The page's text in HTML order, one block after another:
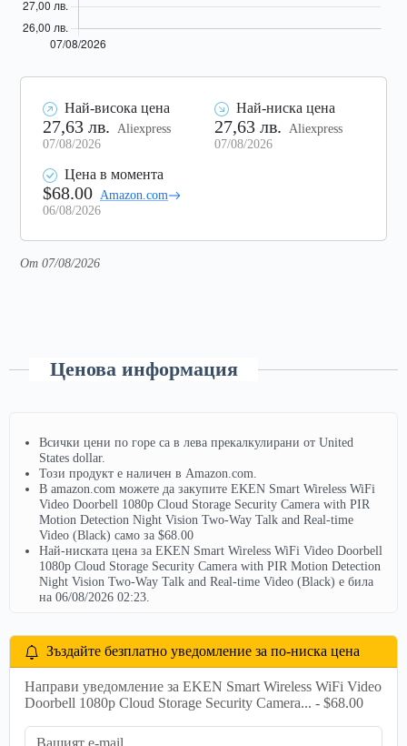
Най-висока цена
27,63 лв.
Aliexpress
07/08/2026
Най-ниска цена
27,63 лв.
Aliexpress
07/08/2026
Цена в момента
$68.00 Amazon.com
06/08/2026
От 07/08/2026
Ценова информация
Всички цени по горе са в лева прекалкулирани от United
States dollar.
Този продукт е наличен в Amazon.com.
В amazon.com можете да закупите EKEN Smart Wireless WiFi
Video Doorbell 1080p Cloud Storage Security Camera with PIR
Motion Detection Night Vision Two-Way Talk and Real-time
Video (Black) само за $68.00
Най-ниската цена за EKEN Smart Wireless WiFi Video Doorbell
1080p Cloud Storage Security Camera with PIR Motion Detection
Night Vision Two-Way Talk and Real-time Video (Black) е била
на 06/08/2026 02:23.
Зъздайте безплатно уведомление за по-ниска цена
Направи уведомление за EKEN Smart Wireless WiFi Video
Doorbell 1080p Cloud Storage Security Camera... - $68.00